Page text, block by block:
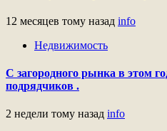
12 месяцев тому назад info
Недвижимость
С загородного рынка в этом
подрядчиков .
2 недели тому назад info